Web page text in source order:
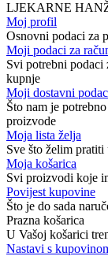
LJEKARNE
Moj profil
Osnovni podaci za
Moji podaci za
Svi potrebni podaci
kupnje
Moji dostavni
Što nam je
proizvode
Moja lista želja
Sve što želim pratiti
Moja košarica
Svi proizvodi koje
Povijest kupovine
Što je do sada
Prazna košarica
U Vašoj košarici
Nastavi s